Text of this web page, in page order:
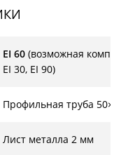
EI 60 (возможная
EI 30, EI 90)
Профильная труба
Лист металла 2 мм